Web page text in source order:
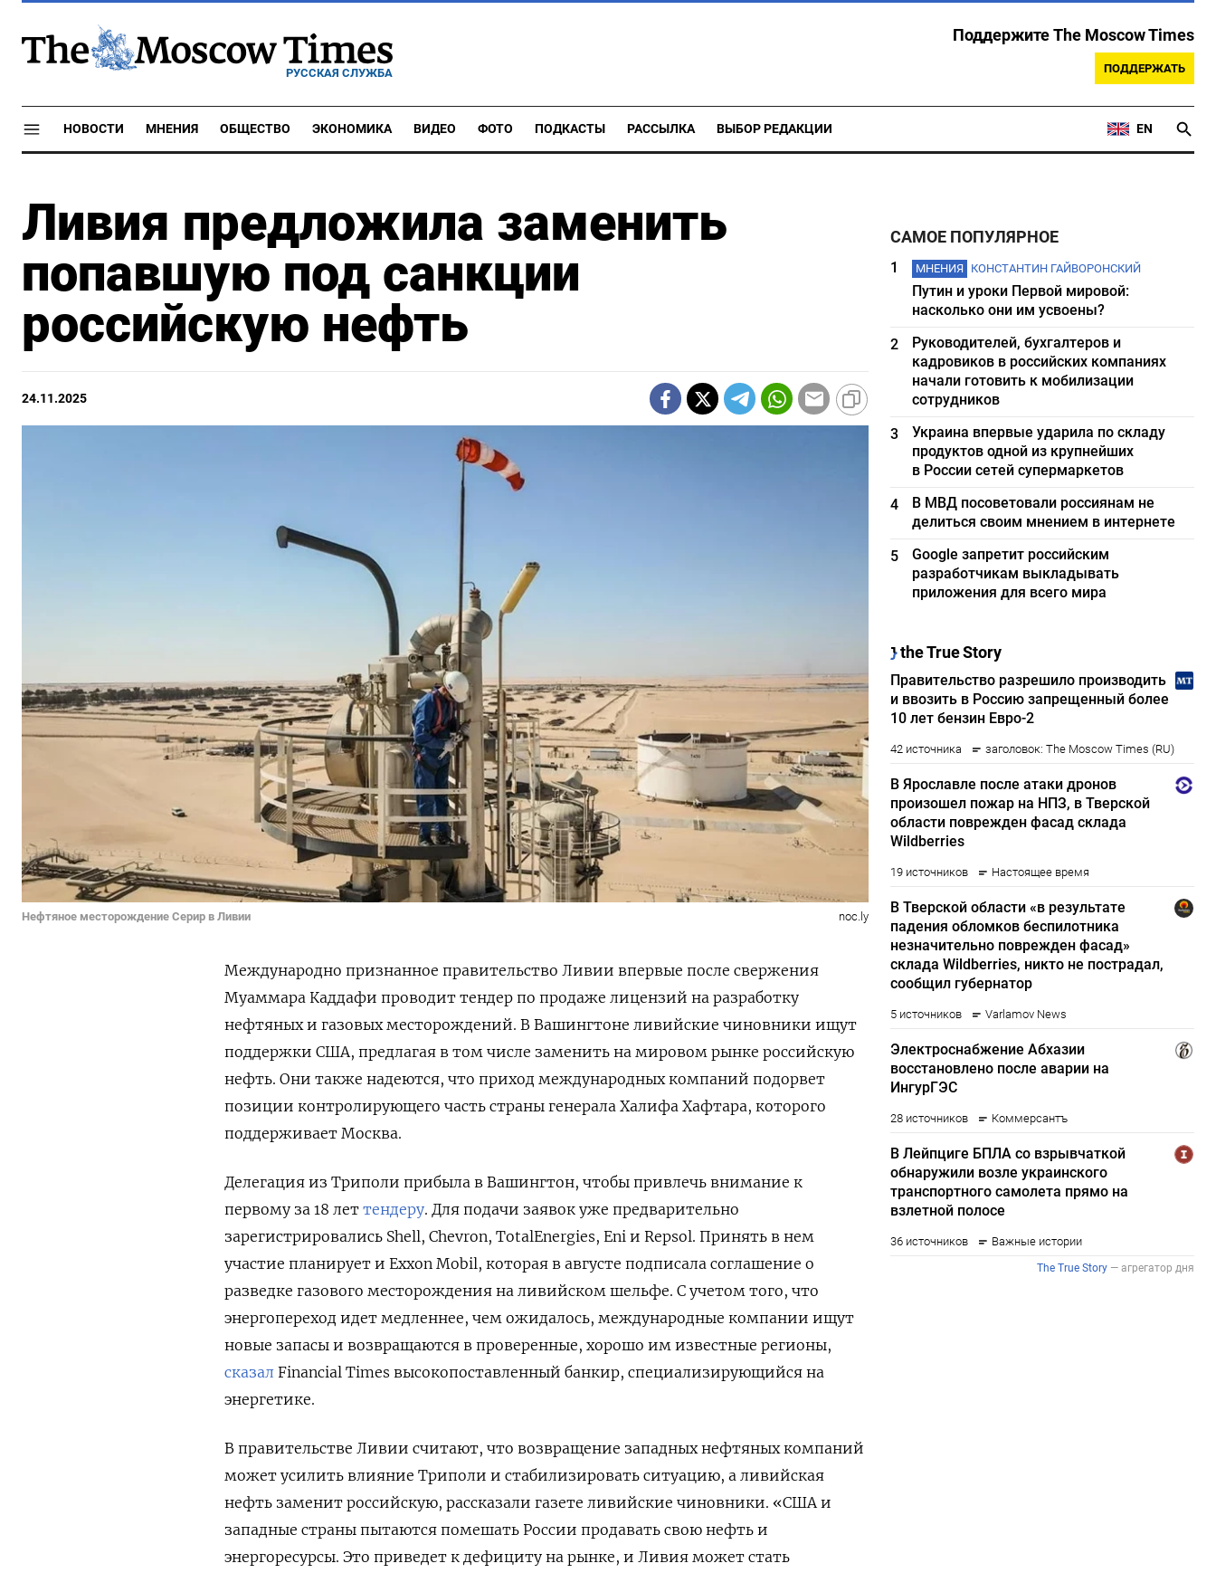
РУССКАЯ СЛУЖБА
Поддержите The Moscow Times
ПОДДЕРЖАТЬ
НОВОСТИ МНЕНИЯ ОБЩЕСТВО ЭКОНОМИКА ВИДЕО ФОТО ПОДКАСТЫ РАССЫЛКА ВЫБОР РЕДАКЦИИ EN
Ливия предложила заменить
попавшую под санкции
российскую нефть
24.11.2025
Нефтяное месторождение Серир в Ливии noc.ly
Международно признанное правительство Ливии впервые после свержения
Муаммара Каддафи проводит тендер по продаже лицензий на разработку
нефтяных и газовых месторождений. В Вашингтоне ливийские чиновники ищут
поддержки США, предлагая в том числе заменить на мировом рынке российскую
нефть. Они также надеются, что приход международных компаний подорвет
позиции контролирующего часть страны генерала Халифа Хафтара, которого
поддерживает Москва.
Делегация из Триполи прибыла в Вашингтон, чтобы привлечь внимание к
первому за 18 лет тендеру. Для подачи заявок уже предварительно
зарегистрировались Shell, Chevron, TotalEnergies, Eni и Repsol. Принять в нем
участие планирует и Exxon Mobil, которая в августе подписала соглашение о
разведке газового месторождения на ливийском шельфе. С учетом того, что
энергопереход идет медленнее, чем ожидалось, международные компании ищут
новые запасы и возвращаются в проверенные, хорошо им известные регионы,
сказал Financial Times высокопоставленный банкир, специализирующийся на
энергетике.
В правительстве Ливии считают, что возвращение западных нефтяных компаний
может усилить влияние Триполи и стабилизировать ситуацию, а ливийская
нефть заменит российскую, рассказали газете ливийские чиновники. «США и
западные страны пытаются помешать России продавать свою нефть и
энергоресурсы. Это приведет к дефициту на рынке, и Ливия может стать
САМОЕ ПОПУЛЯРНОЕ
1 МНЕНИЯ КОНСТАНТИН ГАЙВОРОНСКИЙ
Путин и уроки Первой мировой:
насколько они им усвоены?
2
Руководителей, бухгалтеров и
кадровиков в российских компаниях
начали готовить к мобилизации
сотрудников
3
Украина впервые ударила по складу
продуктов одной из крупнейших
в России сетей супермаркетов
4
В МВД посоветовали россиянам не
делиться своим мнением в интернете
5
Google запретит российским
разработчикам выкладывать
приложения для всего мира